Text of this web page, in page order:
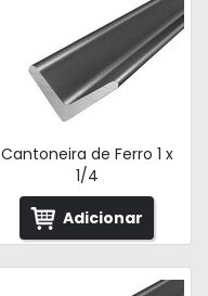
Cantoneira de Ferro 1 x
1/4
Adicionar